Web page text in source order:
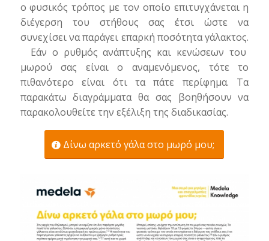
ο φυσικός τρόπος με τον οποίο επιτυγχάνεται η
διέγερση του στήθους σας έτσι ώστε να
συνεχίσει να παράγει επαρκή ποσότητα γάλακτος.
Εάν ο ρυθμός ανάπτυξης και κενώσεων του
μωρού σας είναι ο αναμενόμενος, τότε το
πιθανότερο είναι ότι τα πάτε περίφημα. Τα
παρακάτω διαγράμματα θα σας βοηθήσουν να
παρακολουθείτε την εξέλιξη της διαδικασίας.
Δίνω αρκετό γάλα στο μωρό μου;